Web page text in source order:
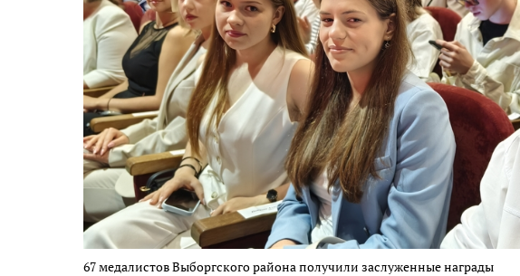
67 медалистов Выборгского района получили заслуженные награды